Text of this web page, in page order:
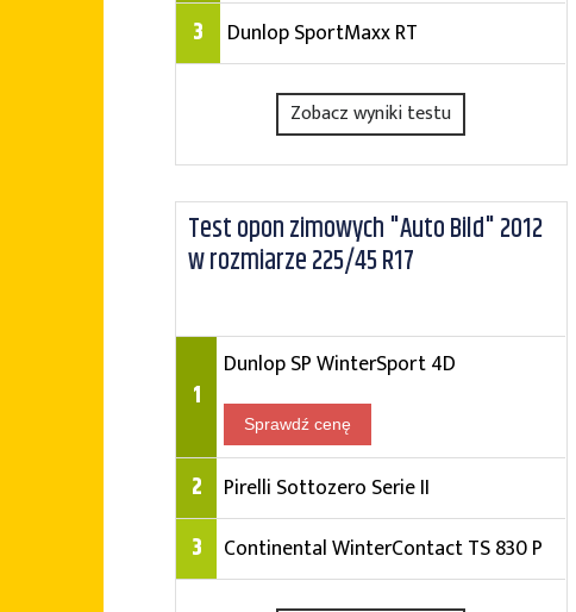
3 Dunlop SportMaxx RT
Zobacz wyniki testu
Test opon zimowych "Auto Bild" 2012
w rozmiarze 225/45 R17
1
Dunlop SP WinterSport 4D
Sprawdź cenę
2 Pirelli Sottozero Serie II
3 Continental WinterContact TS 830 P